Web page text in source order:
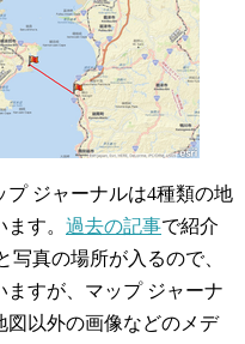
ジャーナルは4種類の地
す。 過去の記事で紹介
写真の場所が入るので、
すが、マップ ジャーナ
図以外の画像などのメデ